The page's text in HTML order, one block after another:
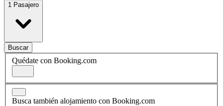
1 Pasajero
Buscar
Quédate con Booking.com
Busca también alojamiento con Booking.com